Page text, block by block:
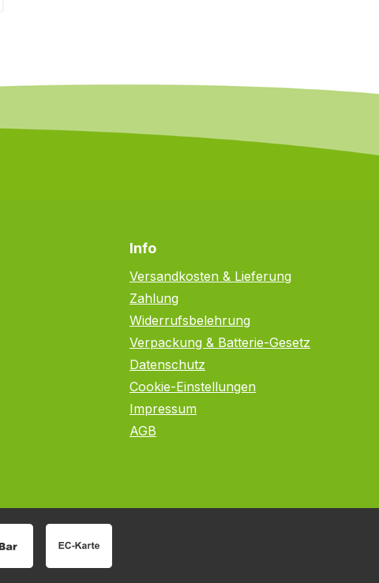
Info
Versandkosten & Lieferung
Zahlung
Widerrufsbelehrung
Verpackung & Batterie-Gesetz
Datenschutz
Cookie-Einstellungen
Impressum
AGB